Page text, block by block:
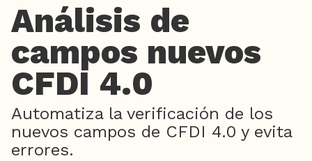
Análisis de
campos nuevos
CFDI 4.0
Automatiza la verificación de los
nuevos campos de CFDI 4.0 y evita
errores.